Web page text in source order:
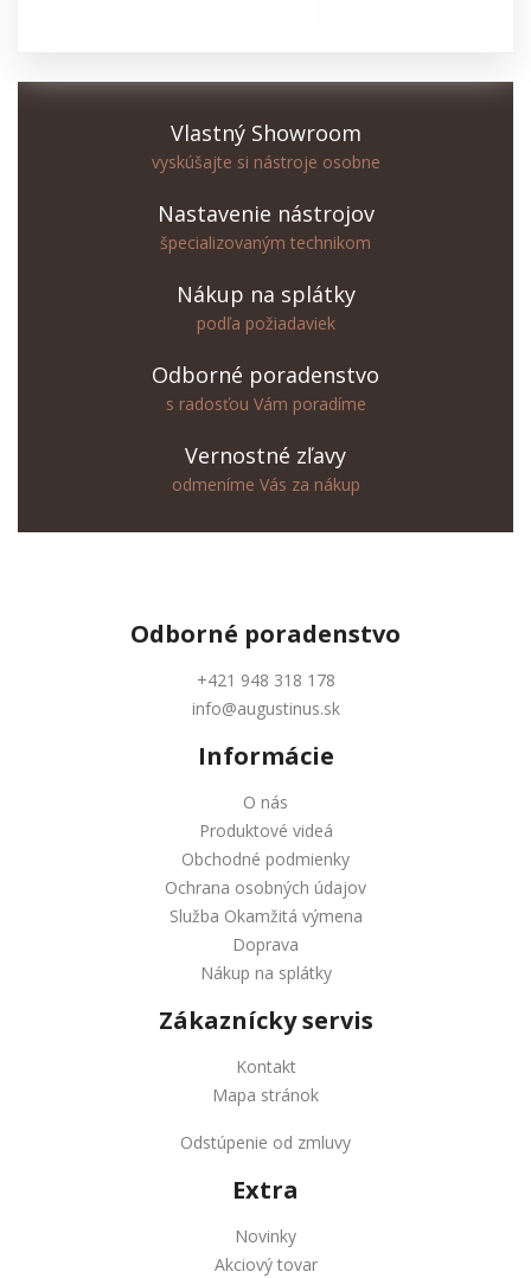
Vlastný Showroom
vyskúšajte si nástroje osobne
Nastavenie nástrojov
špecializovaným technikom
Nákup na splátky
podľa požiadaviek
Odborné poradenstvo
s radosťou Vám poradíme
Vernostné zľavy
odmeníme Vás za nákup
Odborné poradenstvo
+421 948 318 178
info@augustinus.sk
Informácie
O nás
Produktové videá
Obchodné podmienky
Ochrana osobných údajov
Služba Okamžitá výmena
Doprava
Nákup na splátky
Zákaznícky servis
Kontakt
Mapa stránok
Odstúpenie od zmluvy
Extra
Novinky
Akciový tovar